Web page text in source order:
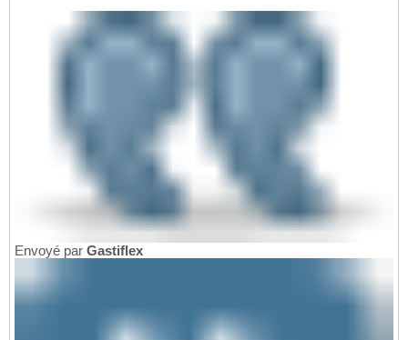
Envoyé par Gastiflex